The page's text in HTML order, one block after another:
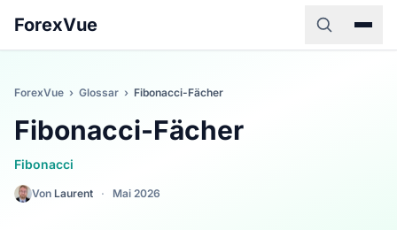
ForexVue
ForexVue › Glossar › Fibonacci-Fächer
Fibonacci-Fächer
Fibonacci
Von Laurent · Mai 2026